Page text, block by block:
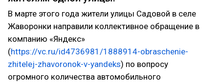
В марте этого года жители улицы Садовой в селе
Жаворонки направили коллективное обращение в
компанию «Яндекс»
(https://vc.ru/id4736981/1888914-obraschenie-
zhitelej-zhavoronok-v-yandeks) по вопросу
огромного количества автомобильного